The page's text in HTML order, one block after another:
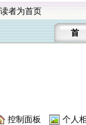
者为首页
首
控制面板 个人